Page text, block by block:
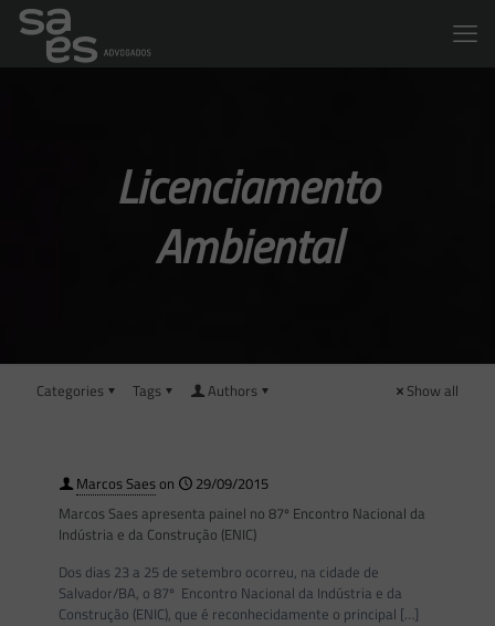
Licenciamento
Ambiental
Categories Tags Authors Show all
Marcos Saeson
29/09/2015
Marcos Saes apresenta painel no 87º Encontro Nacional da
Indústria e da Construção (ENIC)
Dos dias 23 a 25 de setembro ocorreu, na cidade de
Salvador/BA, o 87º Encontro Nacional da Indústria e da
Construção (ENIC), que é reconhecidamente o principal […]